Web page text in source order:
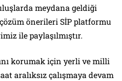
meydana geldiği
önerileri SİP platformu
ile paylaşılmıştır.
korumak için yerli ve milli
aralıksız çalışmaya devam